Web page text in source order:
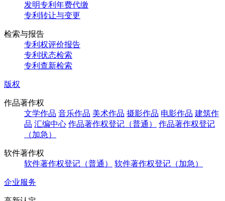
发明专利年费代缴
专利转让与变更
检索与报告
专利权评价报告
专利状态检索
专利查新检索
版权
作品著作权
文学作品 音乐作品 美术作品 摄影作品 电影作品 建筑作
品 汇编中心 作品著作权登记（普通）
作品著作权登记
（加急）
软件著作权
软件著作权登记（普通）
软件著作权登记（加急）
企业服务